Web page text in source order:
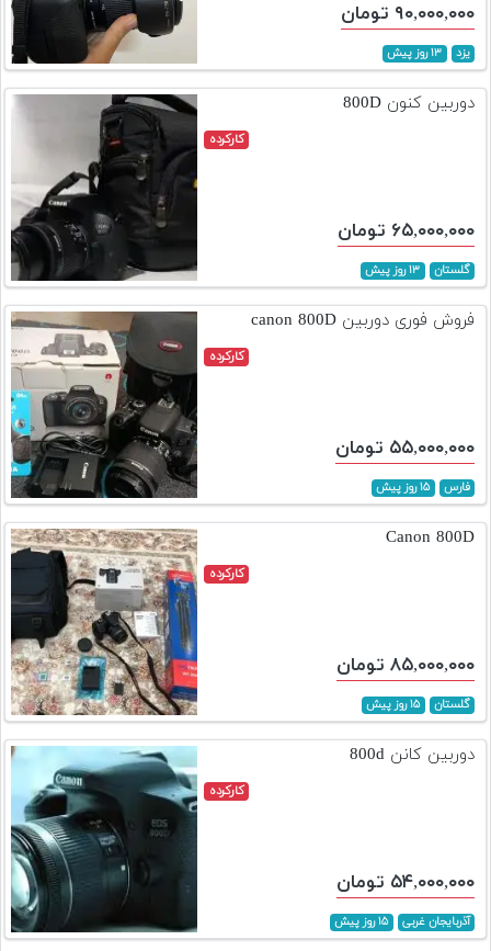
۹۰,۰۰۰,۰۰۰ تومان
یزد ۱۳ روز پیش
دوربین کنون 800D
کارکرده
۶۵,۰۰۰,۰۰۰ تومان
گلستان ۱۳ روز پیش
فروش فوری دوربین canon 800D
کارکرده
۵۵,۰۰۰,۰۰۰ تومان
فارس ۱۵ روز پیش
Canon 800D
کارکرده
۸۵,۰۰۰,۰۰۰ تومان
گلستان ۱۵ روز پیش
دوربین کانن 800d
کارکرده
۵۴,۰۰۰,۰۰۰ تومان
آذربایجان غربی ۱۵ روز پیش